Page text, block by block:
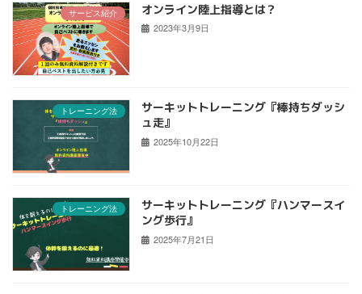
サービス紹介 オンライン陸上指導とは？
2023年3月9日
トレーニング法
サーキットトレーニング『棒持ちダッシ
ュ走』
2025年10月22日
トレーニング法
サーキットトレーニング『ハンマースイ
ング歩行』
2025年7月21日